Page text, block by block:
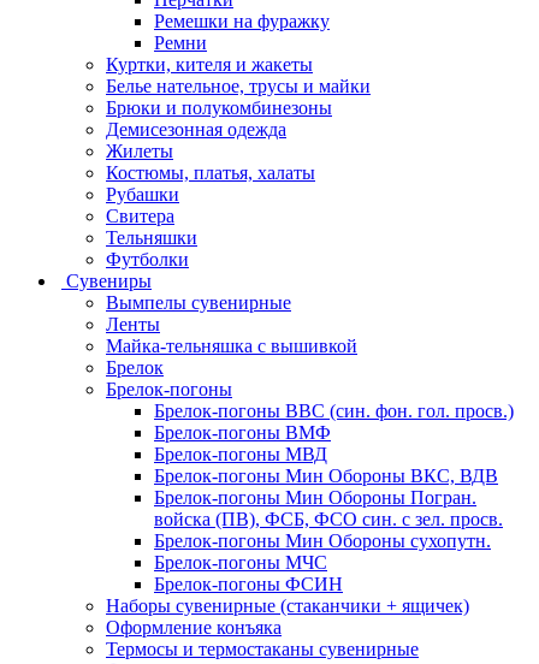
Ремешки на фуражку
Ремни
Куртки, кителя и жакеты
Белье нательное, трусы и майки
Брюки и полукомбинезоны
Демисезонная одежда
Жилеты
Костюмы, платья, халаты
Рубашки
Свитера
Тельняшки
Футболки
Сувениры
Вымпелы сувенирные
Ленты
Майка-тельняшка с вышивкой
Брелок
Брелок-погоны
Брелок-погоны ВВС (син. фон. гол. просв.)
Брелок-погоны ВМФ
Брелок-погоны МВД
Брелок-погоны Мин Обороны ВКС, ВДВ
Брелок-погоны Мин Обороны Погран.
войска (ПВ), ФСБ, ФСО син. с зел. просв.
Брелок-погоны Мин Обороны сухопутн.
Брелок-погоны МЧС
Брелок-погоны ФСИН
Наборы сувенирные (стаканчики + ящичек)
Оформление конъяка
Термосы и термостаканы сувенирные